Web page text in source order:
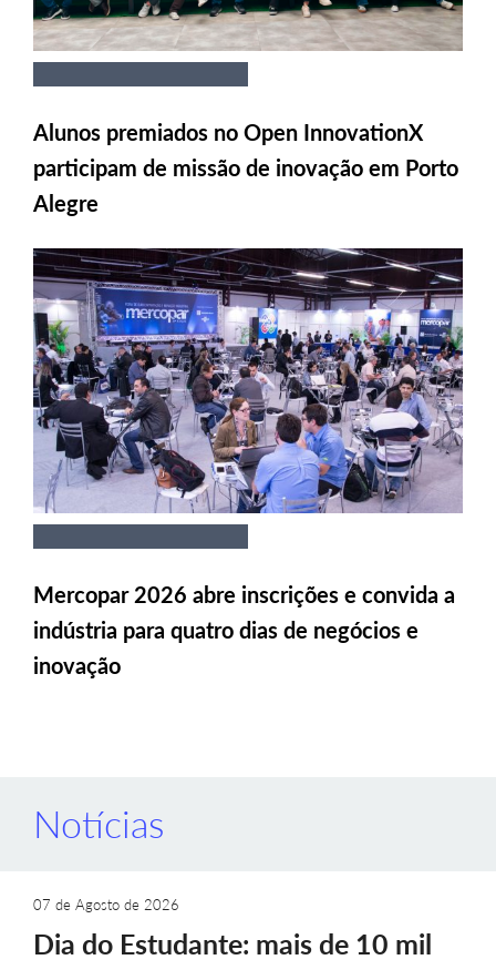
Alunos premiados no Open InnovationX
participam de missão de inovação em Porto
Alegre
Mercopar 2026 abre inscrições e convida a
indústria para quatro dias de negócios e
inovação
Notícias
07 de Agosto de 2026
Dia do Estudante: mais de 10 mil